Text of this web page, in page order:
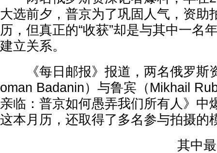
大选前夕，普京为了巩固人气，资助
历，但真正的“收获”却是与其中一名
建立关系。
《每日邮报》报道，两名俄罗斯
oman Badanin）与鲁宾（Mikhail
亲临：普京如何愚弄我们所有人》中
这本月历，还取得了多名参与拍摄的
其中最